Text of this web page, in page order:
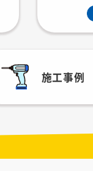
施工事例